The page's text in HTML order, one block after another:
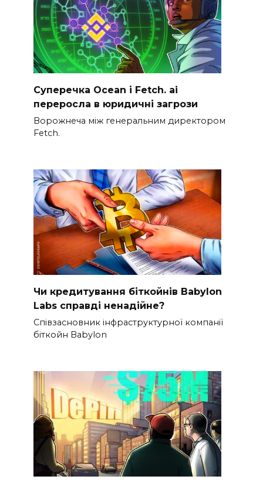
Суперечка Ocean і Fetch. ai
переросла в юридичні загрози
Ворожнеча між генеральним директором
Fetch.
Чи кредитування біткойнів Babylon
Labs справді ненадійне?
Співзасновник інфраструктурної компанії
біткойн Babylon